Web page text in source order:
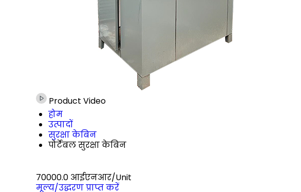
Product Video
होम
उत्पादों
सुरक्षा केबिन
पोर्टेबल सुरक्षा केबिन
70000.0 आईएनआर/Unit
मूल्य/उद्धरण प्राप्त करें